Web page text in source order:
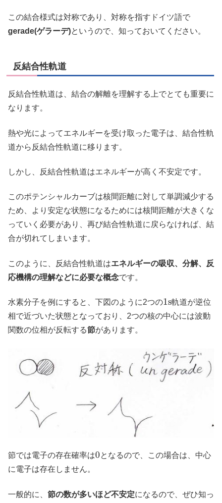
この結合様式は対称であり、対称を指すドイツ語で
gerade(ゲラーデ)というので、知っておいてください。
反結合性軌道
反結合性軌道は、結合の解離を理解する上でとても重要に
なります。
熱や光によってエネルギーを受け取った電子は、結合性軌
道から反結合性軌道に移ります。
しかし、反結合性軌道はエネルギーが高く不安定です。
このポテンシャルカーブは核間距離に対して単調減少する
ため、より安定な状態になるためには核間距離が大きくな
っていく必要があり、再び結合性軌道に戻らなければ、結
合が切れてしまいます。
このように、反結合性軌道はエネルギーの吸収、分解、反
応機構の理解などに必要な概念です。
水素分子を例にすると、下図のように2つの
1 s
軌道が逆位
相で近づいた状態となっており、2つの核の中心には波動
関数の位相が反転する節があります。
節では電子の存在確率は
0
となるので、この場合は、中心
に電子は存在しません。
一般的に、 節の数が多いほど不安定になるので、ぜひ知っ